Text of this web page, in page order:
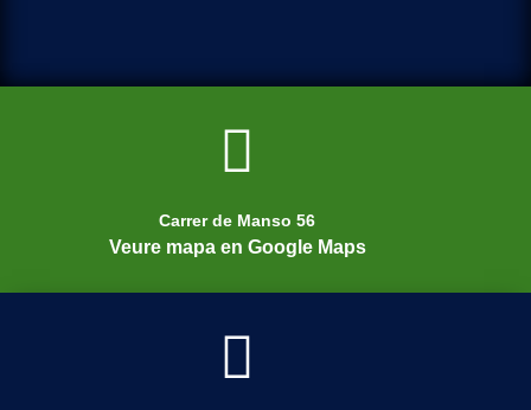
Carrer de Manso 56
Veure mapa en Google Maps